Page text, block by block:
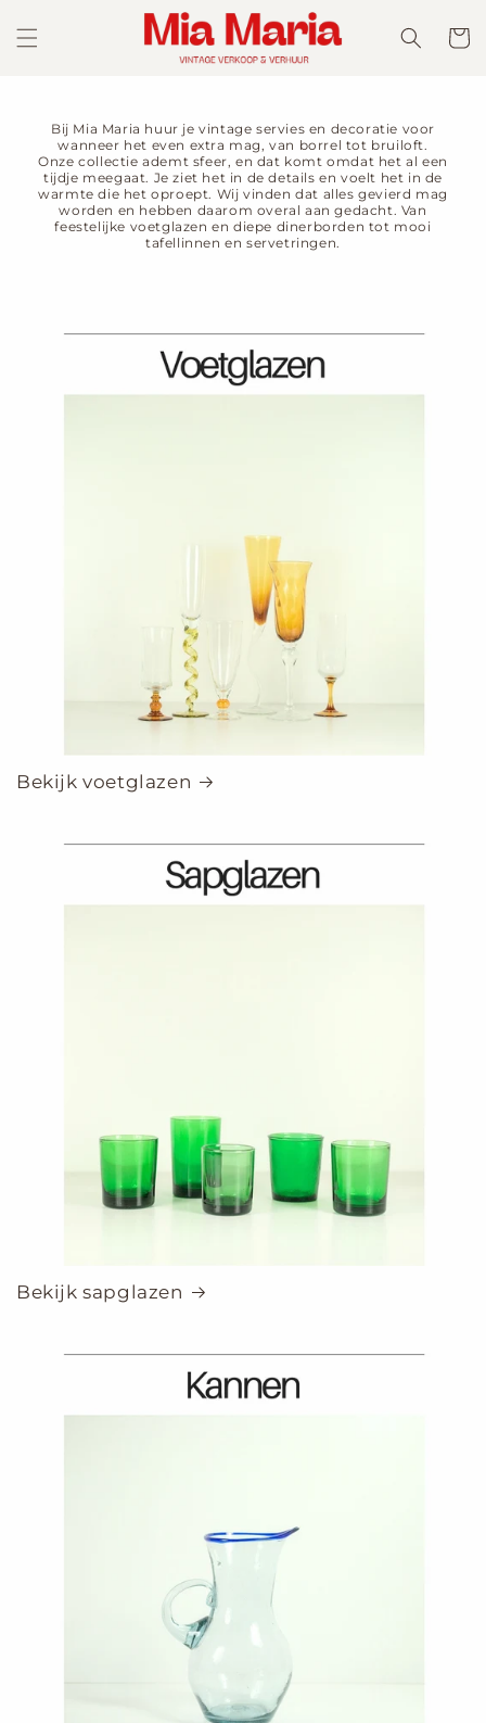
content
Bij Mia Maria huur je vintage servies en decoratie voor
wanneer het even extra mag, van borrel tot bruiloft.
Onze collectie ademt sfeer, en dat komt omdat het al een
tijdje meegaat. Je ziet het in de details en voelt het in de
warmte die het oproept. Wij vinden dat alles gevierd mag
worden en hebben daarom overal aan gedacht. Van
feestelijke voetglazen en diepe dinerborden tot mooi
tafellinnen en servetringen.
Bekijk voetglazen
Bekijk sapglazen